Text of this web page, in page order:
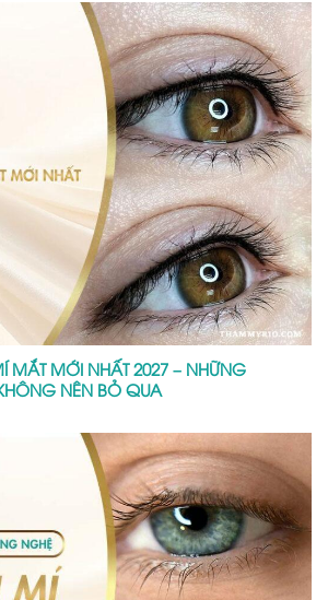
MẮT MỚI NHẤT 2027 – NHỮNG
NÊN BỎ QUA